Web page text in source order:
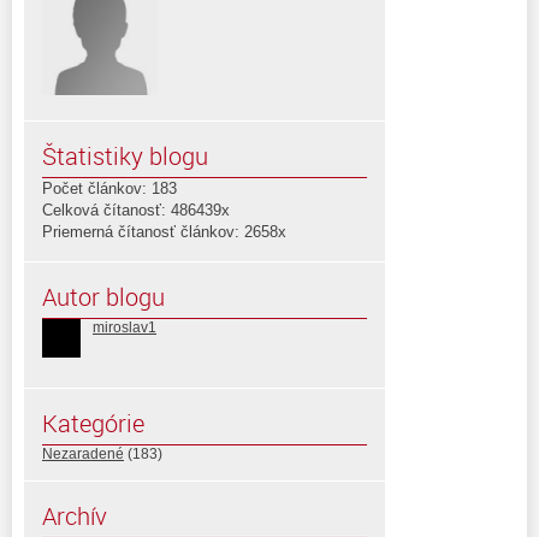
Štatistiky blogu
Počet článkov: 183
Celková čítanosť: 486439x
Priemerná čítanosť článkov: 2658x
Autor blogu
miroslav1
Kategórie
Nezaradené (183)
Archív